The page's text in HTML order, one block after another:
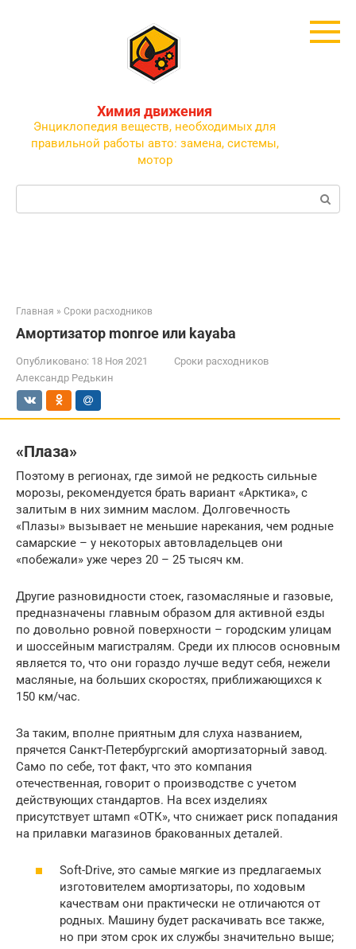
Химия движения
Энциклопедия веществ, необходимых для
правильной работы авто: замена, системы,
мотор
Поиск:
Главная » Сроки расходников
Амортизатор monroe или kayaba
Опубликовано: 18 Ноя 2021
Сроки расходников
Александр Редькин
«Плаза»
Поэтому в регионах, где зимой не редкость сильные
морозы, рекомендуется брать вариант «Арктика», с
залитым в них зимним маслом. Долговечность
«Плазы» вызывает не меньшие нарекания, чем родные
самарские – у некоторых автовладельцев они
«побежали» уже через 20 – 25 тысяч км.
Другие разновидности стоек, газомасляные и газовые,
предназначены главным образом для активной езды
по довольно ровной поверхности – городским улицам
и шоссейным магистралям. Среди их плюсов основным
является то, что они гораздо лучше ведут себя, нежели
масляные, на больших скоростях, приближающихся к
150 км/час.
За таким, вполне приятным для слуха названием,
прячется Санкт-Петербургский амортизаторный завод.
Само по себе, тот факт, что это компания
отечественная, говорит о производстве с учетом
действующих стандартов. На всех изделиях
присутствует штамп «ОТК», что снижает риск попадания
на прилавки магазинов бракованных деталей.
Soft-Drive, это самые мягкие из предлагаемых
изготовителем амортизаторы, по ходовым
качествам они практически не отличаются от
родных. Машину будет раскачивать все также,
но при этом срок их службы значительно выше;